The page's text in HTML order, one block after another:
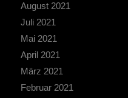
August 2021
Juli 2021
Mai 2021
April 2021
März 2021
Februar 2021